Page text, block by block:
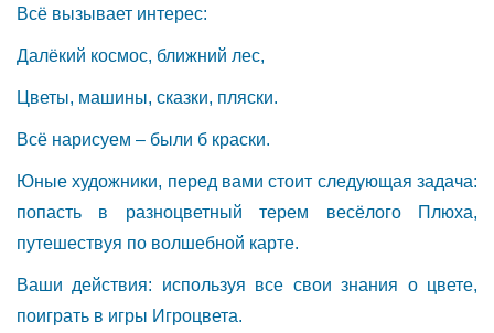
Всё вызывает интерес:
Далёкий космос, ближний лес,
Цветы, машины, сказки, пляски.
Всё нарисуем – были б краски.
Юные художники, перед вами стоит следующая задача:
попасть в разноцветный терем весёлого Плюха,
путешествуя по волшебной карте.
Ваши действия: используя все свои знания о цвете,
поиграть в игры Игроцвета.